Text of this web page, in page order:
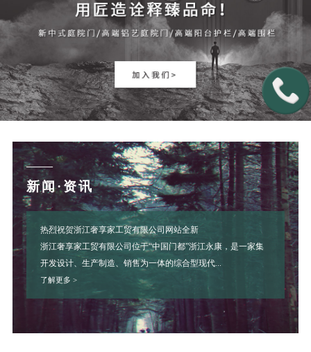
——
新闻·资讯
热烈祝贺浙江奢享家工贸有限公司网站全新
浙江奢享家工贸有限公司位于“中国门都”浙江永康，是一家集
开发设计、生产制造、销售为一体的综合型现代...
了解更多 >